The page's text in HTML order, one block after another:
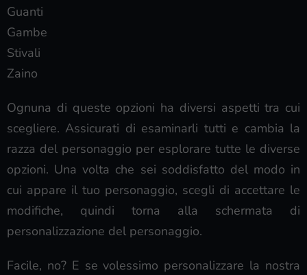
Guanti
Gambe
Stivali
Zaino
Ognuna di queste opzioni ha diversi aspetti tra cui
scegliere. Assicurati di esaminarli tutti e cambia la
razza del personaggio per esplorare tutte le diverse
opzioni. Una volta che sei soddisfatto del modo in
cui appare il tuo personaggio, scegli di accettare le
modifiche, quindi torna alla schermata di
personalizzazione del personaggio.
Facile, no? E se volessimo personalizzare la nostra